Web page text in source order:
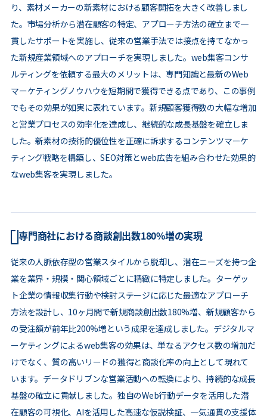
り、素材メーカーの新素材における顧客開拓を大きく改善しまし
た。市場分析から潜在顧客の特定、アプローチ方法の確立まで一
貫したサポートを実施し、従来の営業手法では接点を持てなかっ
た新規産業領域へのアプローチを実現しました。web集客コンサ
ルティングを依頼する最大のメリットは、専門知識と最新のWeb
マーケティングノウハウを短期間で獲得できる点であり、この事例
でもその効果が如実に表れています。新規顧客獲得数の大幅な増加
と営業プロセスの効率化を達成し、継続的な成長基盤を確立しま
した。新素材の技術的優位性を正確に訴求するコンテンツマーケ
ティング戦略を構築し、SEO対策とweb広告を組み合わせた効果的
なweb集客を実現しました。
専門商社における商談創出数180%増の実現
従来の人脈依存型の営業スタイルから脱却し、潜在ニーズを持つ企
業を業界・規模・関心領域ごとに精緻に特定しました。ターゲッ
ト企業の情報収集行動や検討ステージに応じた最適なアプローチ
方法を設計し、10ヶ月間で新規商談創出数180%増、新規顧客から
の受注額が前年比200%増という成果を達成しました。デジタルマ
ーケティングによるweb集客の効果は、単なるアクセス数の増加だ
けでなく、質の高いリードの獲得と商談化率の向上として現れて
います。データドリブンな営業活動への転換により、持続的な成長
基盤の確立に貢献しました。独自のWeb行動データを活用した潜
在顧客の可視化、AIを活用した高速な仮説検証、一気通貫の支援体